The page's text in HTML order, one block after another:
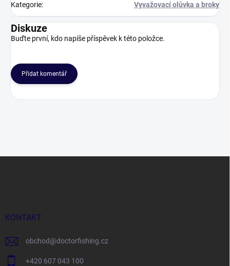
Kategorie: Vyvažovací olůvka a broky
Diskuze
Buďte první, kdo napíše příspěvek k této položce.
Přidat komentář
KONTAKT
obchod@doctorfishing.cz
+420 607 043 100